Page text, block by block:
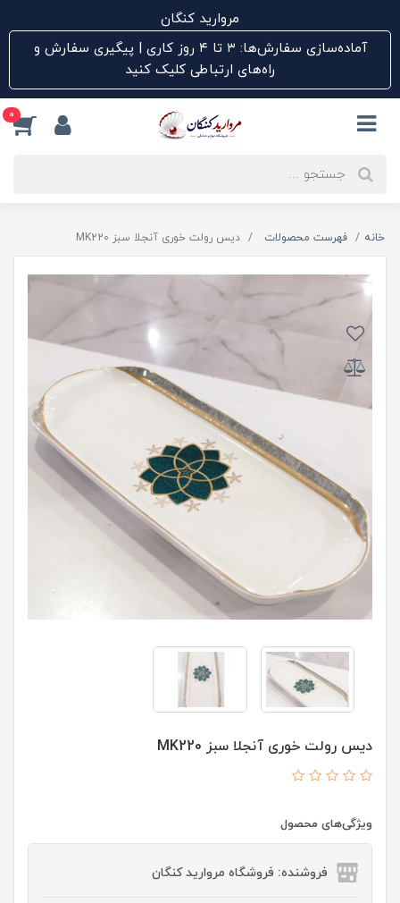
مروارید کنگان
آماده‌سازی سفارش‌ها: ۳ تا ۴ روز کاری | پیگیری سفارش و
راه‌های ارتباطی کلیک کنید
0
خانه فهرست محصولات دیس رولت خوری آنجلا سبز MK220
دیس رولت خوری آنجلا سبز MK220
ویژگی‌های محصول
فروشنده: فروشگاه مروارید کنگان